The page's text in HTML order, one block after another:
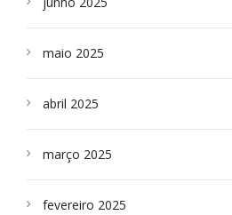
maio 2025
abril 2025
março 2025
fevereiro 2025